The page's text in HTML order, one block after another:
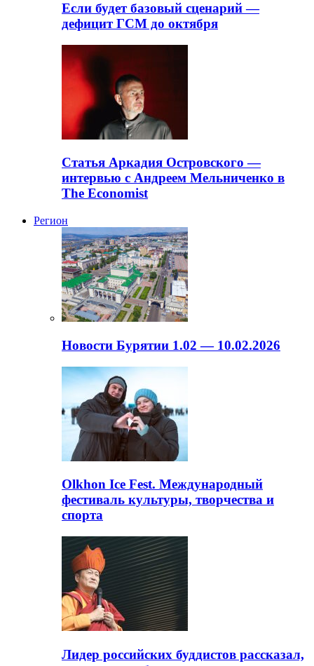
Если будет базовый сценарий —
дефицит ГСМ до октября
Статья Аркадия Островского —
интервью с Андреем Мельниченко в
The Economist
Регион
Новости Бурятии 1.02 — 10.02.2026
Olkhon Ice Fest. Международный
фестиваль культуры, творчества и
спорта
Лидер российских буддистов рассказал,